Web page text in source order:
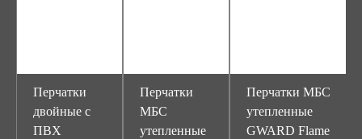
Перчатки
двойные с
ПВХ
Перчатки
МБС
утепленные
Перчатки МБС
утепленные
GWARD Flame